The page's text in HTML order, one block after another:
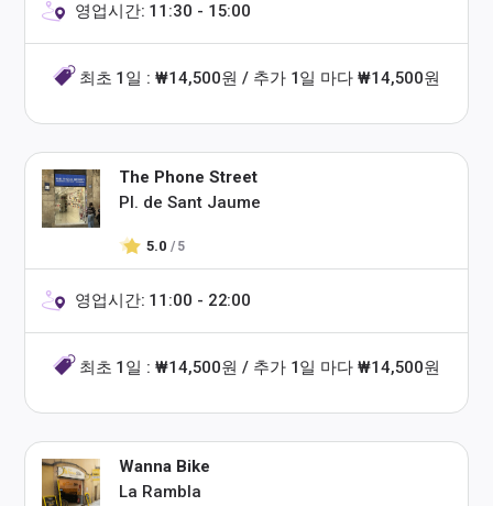
영업시간: 11:30 - 15:00
최초 1일 : ₩14,500원 / 추가 1일 마다 ₩14,500원
The Phone Street
Pl. de Sant Jaume
5.0 / 5
영업시간: 11:00 - 22:00
최초 1일 : ₩14,500원 / 추가 1일 마다 ₩14,500원
Wanna Bike
La Rambla